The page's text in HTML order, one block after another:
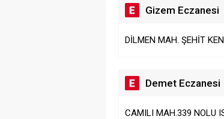
Gizem Eczanesi
DİLMEN MAH. ŞEHİT
Demet Eczanesi
CAMILI MAH.339 NOLU